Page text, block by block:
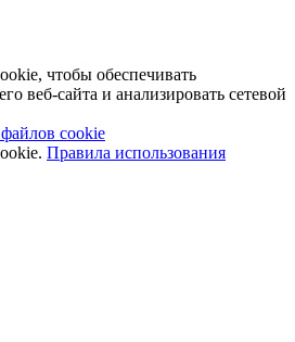
чтобы обеспечивать
веб-сайта и анализировать сетевой
cookie
Правила использования